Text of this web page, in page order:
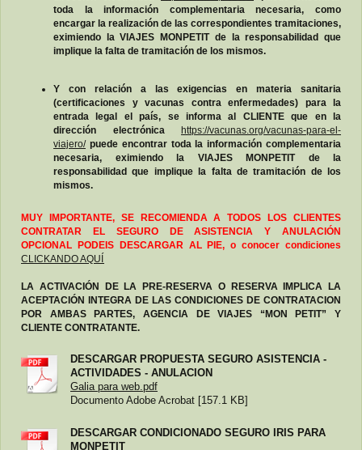
toda la información complementaria necesaria, como
encargar la realización de las correspondientes tramitaciones,
eximiendo la VIAJES MONPETIT de la responsabilidad que
implique la falta de tramitación de los mismos.
Y con relación a las exigencias en materia sanitaria
(certificaciones y vacunas contra enfermedades) para la
entrada legal el país, se informa al CLIENTE que en la
dirección electrónica https://vacunas.org/vacunas-para-el-
viajero/puede encontrar toda la información complementaria
necesaria, eximiendo la VIAJES MONPETIT de la
responsabilidad que implique la falta de tramitación de los
mismos.
MUY IMPORTANTE, SE RECOMIENDA A TODOS LOS CLIENTES
CONTRATAR EL SEGURO DE ASISTENCIA Y ANULACIÓN
OPCIONAL PODEIS DESCARGAR AL PIE, o conocer condiciones
CLICKANDO AQUÍ
LA ACTIVACIÓN DE LA PRE-RESERVA O RESERVA IMPLICA LA
ACEPTACIÓN INTEGRA DE LAS CONDICIONES DE CONTRATACION
POR AMBAS PARTES, AGENCIA DE VIAJES “MON PETIT” Y
CLIENTE CONTRATANTE.
DESCARGAR PROPUESTA SEGURO ASISTENCIA -
ACTIVIDADES - ANULACION
Galia para web.pdf
Documento Adobe Acrobat [157.1 KB]
DESCARGAR CONDICIONADO SEGURO IRIS PARA
MONPETIT